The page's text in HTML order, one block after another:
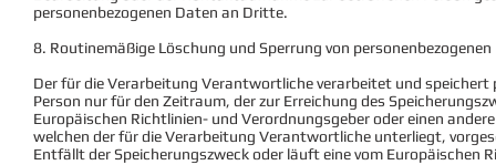
personenbezogenen Daten an Dritte.
8. Routinemäßige Löschung und Sperrung von
Der für die Verarbeitung Verantwortliche verarbeitet und
Person nur für den Zeitraum, der zur Erreichung des
Europäischen Richtlinien- und Verordnungsgeber oder einen
welchen der für die Verarbeitung Verantwortliche unterliegt,
Entfällt der Speicherungszweck oder läuft eine vom Europäischen